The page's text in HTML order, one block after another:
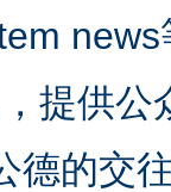
提供
的交